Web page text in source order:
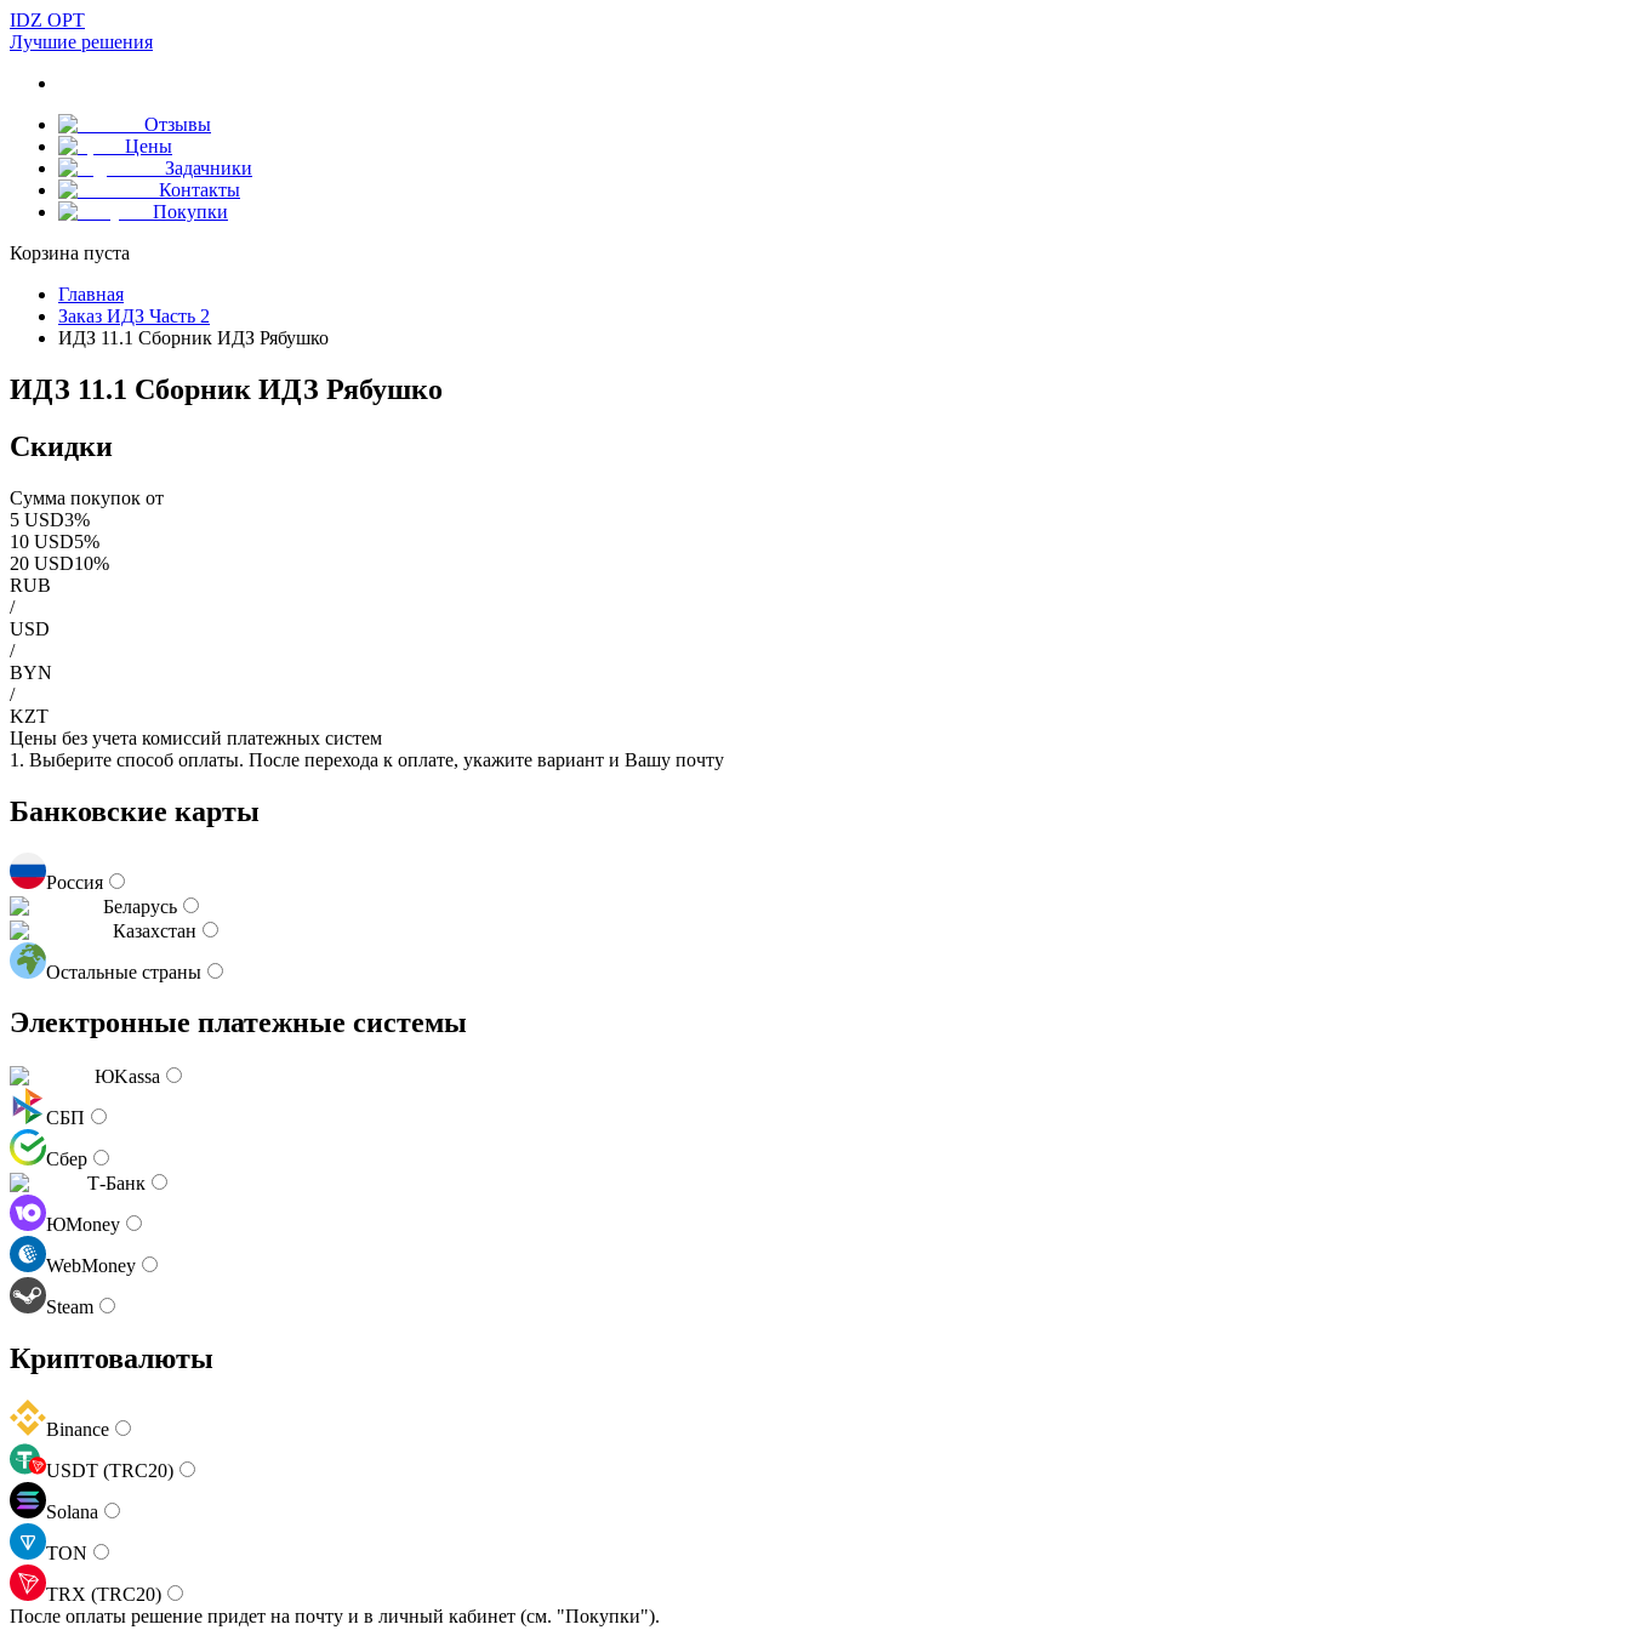
IDZ OPT
Лучшие решения
Отзывы
Цены
Задачники
Контакты
Покупки
Корзина пуста
Главная
Заказ ИДЗ Часть 2
ИДЗ 11.1 Сборник ИДЗ Рябушко
ИДЗ 11.1 Сборник ИДЗ Рябушко
Скидки
Сумма покупок от
5 USD3%
10 USD5%
20 USD10%
RUB
/
USD
/
BYN
/
KZT
Цены без учета комиссий платежных систем
1. Выберите способ оплаты. После перехода к оплате, укажите вариант и Вашу почту
Банковские карты
Россия
Беларусь
Казахстан
Остальные страны
Электронные платежные системы
ЮKassa
СБП
Сбер
Т-Банк
ЮMoney
WebMoney
Steam
Криптовалюты
Binance
USDT (TRC20)
Solana
TON
TRX (TRC20)
После оплаты решение придет на почту и в личный кабинет (см. "Покупки").